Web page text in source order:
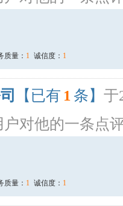
质量： 1 诚信度： 1
【已有 1 条】 于
户对他的一条点
质量： 1 诚信度： 1